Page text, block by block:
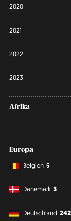
2020
2021
2022
2023
Afrika
Europa
Belgien 5
Dänemark 3
Deutschland 242